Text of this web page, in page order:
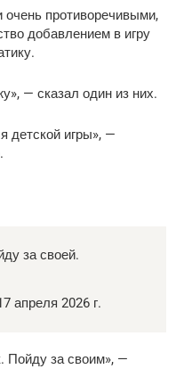
противоречивыми,
добавлением в игру
— сказал один из них.
детской игры», —
за своей.
апреля 2026 г.
Пойду за своим», —